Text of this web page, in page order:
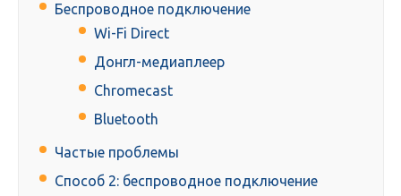
Беспроводное подключение
Wi-Fi Direct
Донгл-медиаплеер
Chromecast
Bluetooth
Частые проблемы
Способ 2: беспроводное подключение